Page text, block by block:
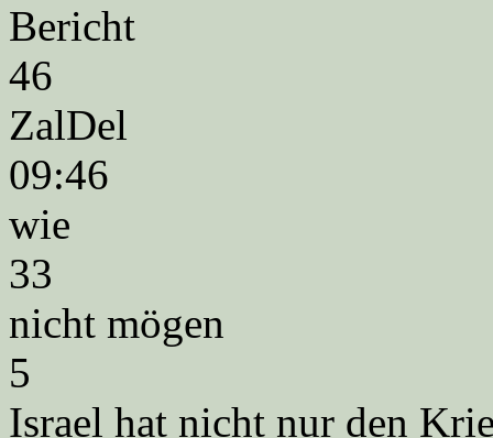
Bericht
46
ZalDel
09:46
wie
33
nicht mögen
5
Israel hat nicht nur den